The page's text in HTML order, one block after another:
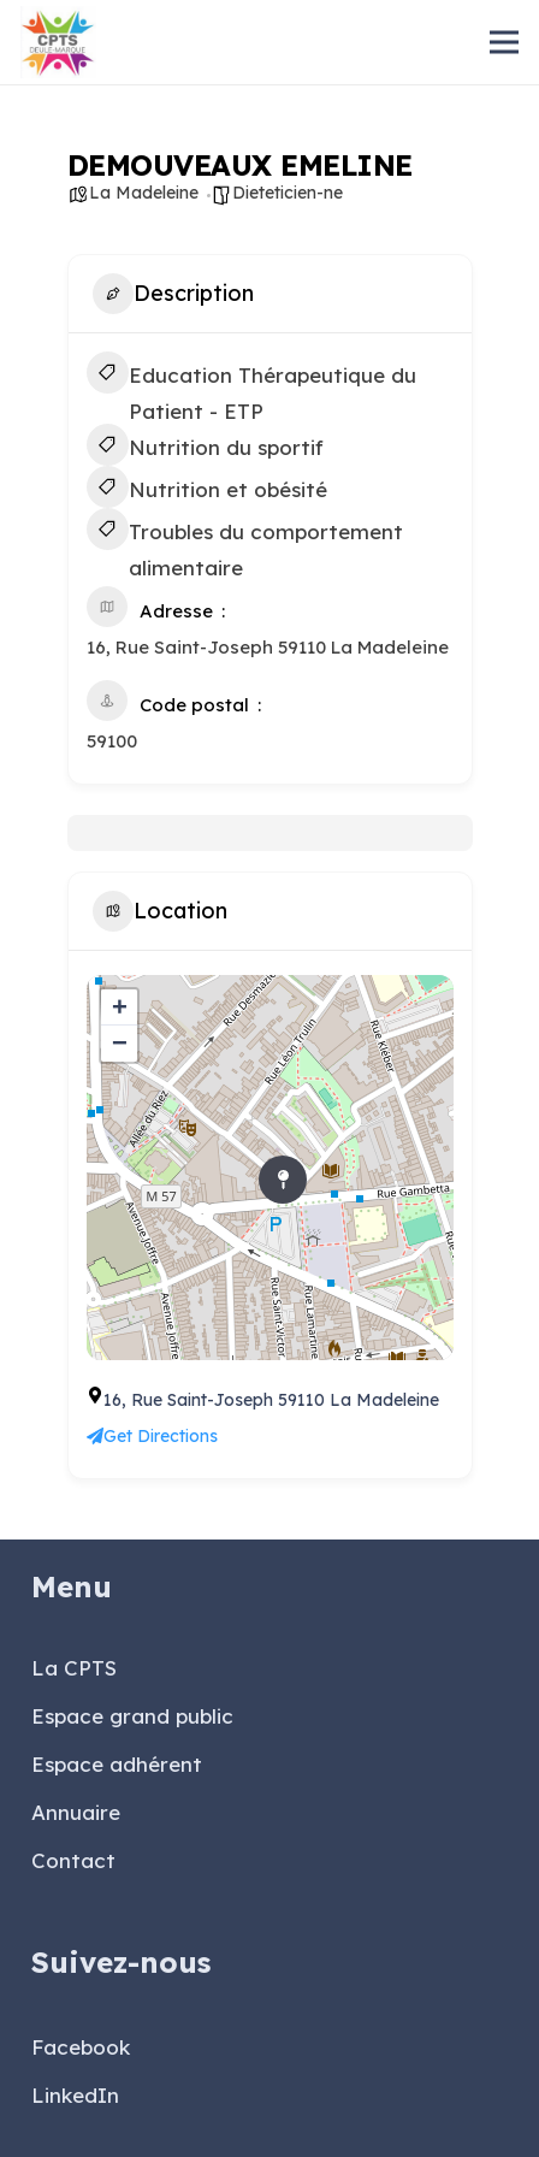
DEMOUVEAUX EMELINE
La Madeleine Dieteticien-ne
Description
Education Thérapeutique du
Patient - ETP
Nutrition du sportif
Nutrition et obésité
Troubles du comportement
alimentaire
Adresse
16, Rue Saint-Joseph 59110 La Madeleine
Code postal
59100
Location
+
−
16, Rue Saint-Joseph 59110 La Madeleine
Get Directions
Menu
La CPTS
Espace grand public
Espace adhérent
Annuaire
Contact
Suivez-nous
Facebook
LinkedIn